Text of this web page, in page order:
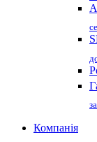
Компанія